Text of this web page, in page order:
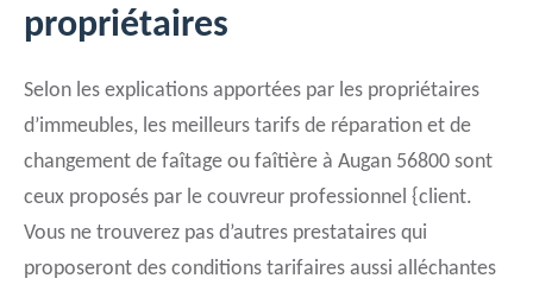
propriétaires
Selon les explications apportées par les propriétaires
d’immeubles, les meilleurs tarifs de réparation et de
changement de faîtage ou faîtière à Augan 56800 sont
ceux proposés par le couvreur professionnel {client.
Vous ne trouverez pas d’autres prestataires qui
proposeront des conditions tarifaires aussi alléchantes